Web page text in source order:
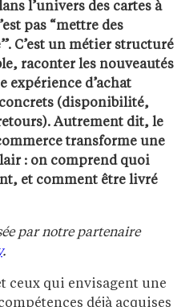
l’univers des cartes à
pas “mettre des
C’est un métier structuré
raconter les nouveautés
expérience d’achat
(disponibilité,
Autrement dit, le
transforme une
: on comprend quoi
et comment être livré
par notre partenaire
.
ceux qui envisagent une
déjà acquises